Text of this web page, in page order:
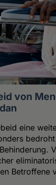
von
eine
Betroffene